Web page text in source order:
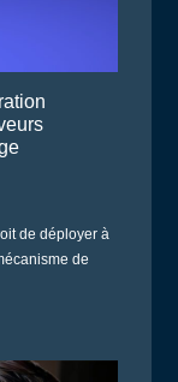
de déployer à
de